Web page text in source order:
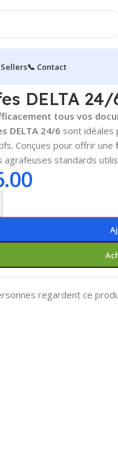
Sellers📞 Contact
DELTA
tous vos
DELTA 24/6 sont idéales
Conçues pour offrir une
agrafeuses standards
regardent ce